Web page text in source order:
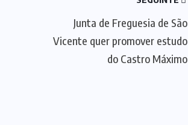
Junta de Freguesia de São
Vicente quer promover estudo
do Castro Máximo